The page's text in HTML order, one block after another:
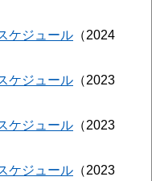
ケジュール
2024
ケジュール
2023
ケジュール
2023
ケジュール
2023